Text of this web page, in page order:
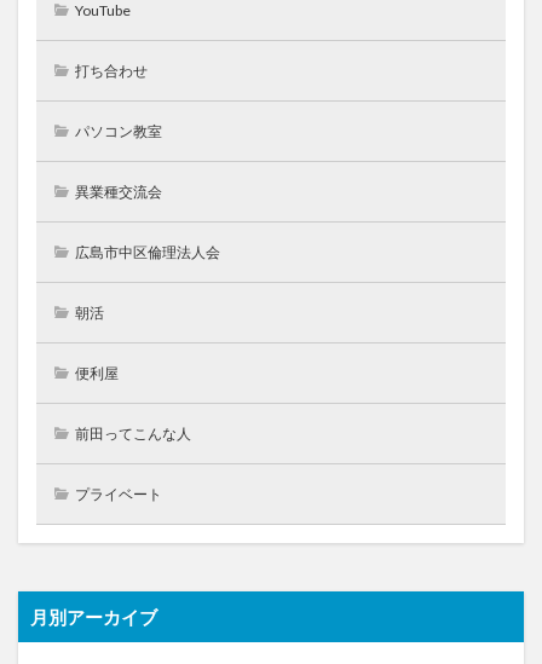
YouTube
打ち合わせ
パソコン教室
異業種交流会
広島市中区倫理法人会
朝活
便利屋
前田ってこんな人
プライベート
月別アーカイブ